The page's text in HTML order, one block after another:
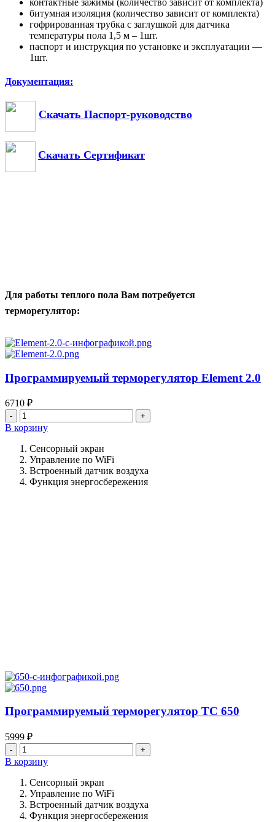
контактные зажимы (количество зависит от комплекта)
битумная изоляция (количество зависит от комплекта)
гофрированная трубка с заглушкой для датчика
температуры пола 1,5 м – 1шт.
паспорт и инструкция по установке и эксплуатации —
1шт.
Документация:
Скачать Паспорт-руководство
Скачать Сертификат
Для работы теплого пола Вам потребуется
терморегулятор:
Программируемый терморегулятор Element 2.0
6710 ₽
Количество
товара
Программируемый
терморегулятор
Element
2.0
В корзину
Сенсорный экран
Управление по WiFi
Встроенный датчик воздуха
Функция энергосбережения
Программируемый терморегулятор ТС 650
5999 ₽
Количество
товара
Программируемый
терморегулятор
ТС
650
В корзину
Сенсорный экран
Управление по WiFi
Встроенный датчик воздуха
Функция энергосбережения